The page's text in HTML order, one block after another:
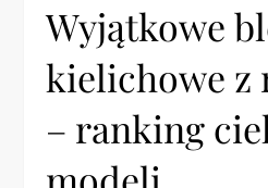
Wyjątkowe
kielichowe z
– ranking